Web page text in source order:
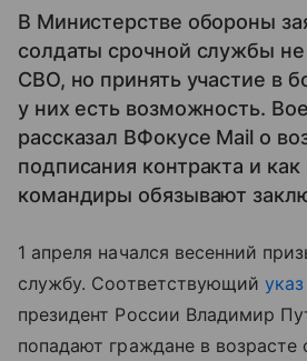
В Министерстве обороны
солдаты срочной службы не
СВО, но принять участие в
у них есть возможность.
рассказал ВФокусе Mail о
подписания контракта и
командиры обязывают
1 апреля начался весенний
службу. Соответствующий указ
президент России Владимир
попадают граждане в возрасте